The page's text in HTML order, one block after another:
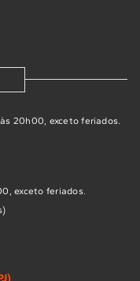
20h00, exceto feriados.
exceto feriados.